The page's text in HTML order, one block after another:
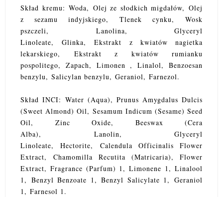
Skład kremu:Woda, Olej ze słodkich migdałów,Olej
z sezamu indyjskiego, Tlenek cynku, Wosk
pszczeli, Lanolina, Glyceryl
Linoleate,Glinka,Ekstrakt z kwiatów nagietka
lekarskiego, Ekstrakt z kwiatów rumianku
pospolitego, Zapach, Limonen , Linalol, Benzoesan
benzylu, Salicylan benzylu, Geraniol, Farnezol.
Skład INCI: Water (Aqua),Prunus Amygdalus Dulcis
(Sweet Almond) Oil, Sesamum Indicum (Sesame) Seed
Oil, Zinc Oxide, Beeswax (Cera
Alba), Lanolin, Glyceryl
Linoleate,Hectorite, Calendula Officinalis Flower
Extract, Chamomilla Recutita (Matricaria), Flower
Extract,Fragrance (Parfum) 1,Limonene 1,Linalool
1, Benzyl Benzoate 1,Benzyl Salicylate 1,Geraniol
1, Farnesol 1.